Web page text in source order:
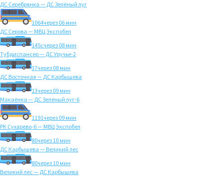
ДС Серебрянка — ДС Зелёный луг
1064через 06 мин
ДС Серова — МВЦ Экспобел
145счерез 08 мин
Тубдиспансер — ДС Уручье-2
37через 08 мин
ДС Восточная — ДС Карбышева
13через 09 мин
Макаёнка — ДС Зелёный луг-6
1191через 09 мин
РК Сухарево-6 — МВЦ Экспобел
80через 10 мин
ДС Карбышева — Великий лес
80через 10 мин
Великий лес — ДС Карбышева